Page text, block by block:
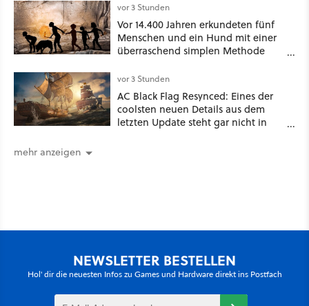
vor 3 Stunden
Vor 14.400 Jahren erkundeten fünf
Menschen und ein Hund mit einer
überraschend simplen Methode
Spuren für die Ewigkeit
vor 3 Stunden
AC Black Flag Resynced: Eines der
coolsten neuen Details aus dem
letzten Update steht gar nicht in
mehr anzeigen
NEWSLETTER BESTELLEN
Hol' dir die neuesten Infos zu Games und Hardware direkt ins Postfach